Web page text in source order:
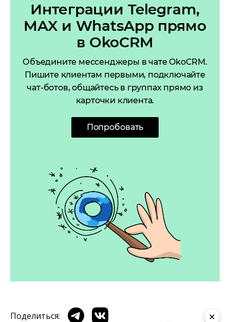
Интеграции Telegram,
MAX и WhatsApp прямо
в OkoCRM
Объедините мессенджеры в чате OkoCRM.
Пишите клиентам первыми, подключайте
чат-ботов, общайтесь в группах прямо из
карточки клиента.
Попробовать
Поделиться: